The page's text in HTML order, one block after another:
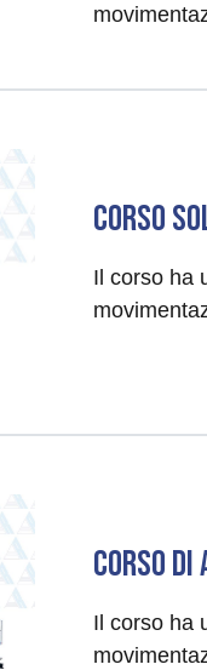
CORSO
Il corso ha
CORSO
Il corso ha